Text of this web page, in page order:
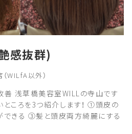
感抜群)
WILfA以外）
善 浅草橋美容室WILLの寺山です
ころを3つ紹介します！ ①頭皮の
きる ③髪と頭皮両方綺麗にする